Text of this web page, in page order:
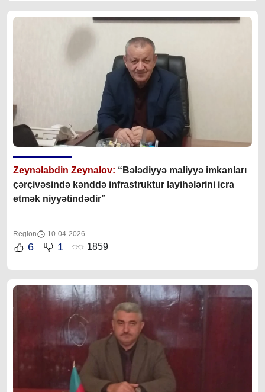
Zeynəlabdin Zeynalov: “Bələdiyyə maliyyə imkanları
çərçivəsində kənddə infrastruktur layihələrini icra
etmək niyyətindədir”
Region 10-04-2026
6 1 1859